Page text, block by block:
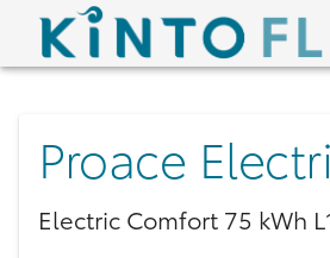
Proace
Electric Comfort 75 kWh